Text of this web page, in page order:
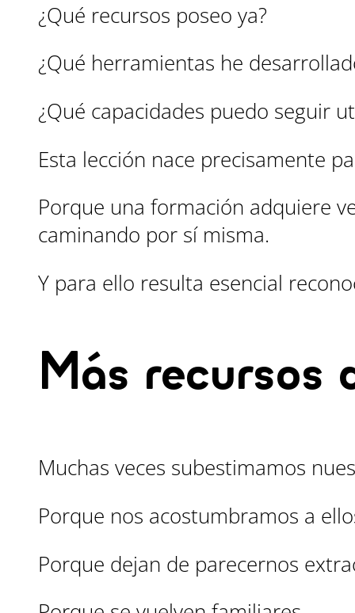
¿Qué recursos poseo ya?
¿Qué herramientas he
¿Qué capacidades puedo seguir
Esta lección nace precisamente
Porque una formación adquiere
caminando por sí misma.
Y para ello resulta esencial
Más recursos
Muchas veces subestimamos
Porque nos acostumbramos a
Porque dejan de parecernos